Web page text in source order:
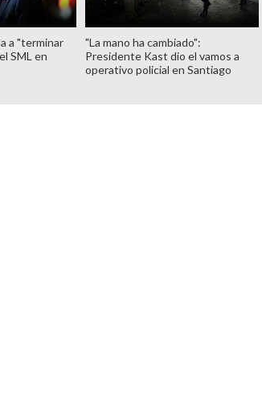
a "terminar
SML en
"La mano ha cambiado":
Presidente Kast dio el vamos a
operativo policial en Santiago